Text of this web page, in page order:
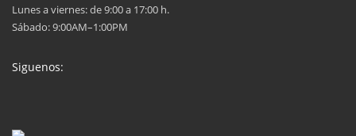
Lunes a viernes: de 9:00 a 17:00 h.
Sábado: 9:00AM–1:00PM
Siguenos: